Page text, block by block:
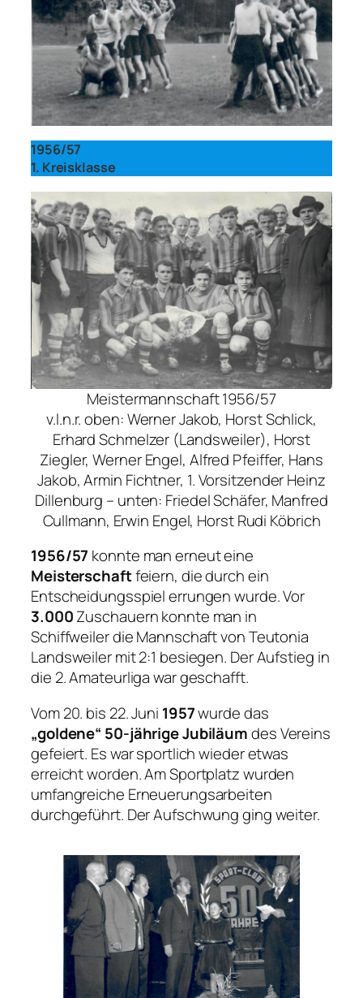
1956/57
1. Kreisklasse
Meistermannschaft 1956/57
v.l.n.r. oben: Werner Jakob, Horst Schlick,
Erhard Schmelzer (Landsweiler), Horst
Ziegler, Werner Engel, Alfred Pfeiffer, Hans
Jakob, Armin Fichtner, 1. Vorsitzender Heinz
Dillenburg – unten: Friedel Schäfer, Manfred
Cullmann, Erwin Engel, Horst Rudi Köbrich
1956/57 konnte man erneut eine
Meisterschaftfeiern, die durch ein
Entscheidungsspiel errungen wurde. Vor
3.000Zuschauern konnte man in
Schiffweiler die Mannschaft von Teutonia
Landsweiler mit 2:1 besiegen. Der Aufstieg in
die 2. Amateurliga war geschafft.
Vom 20. bis 22. Juni 1957wurde das
„goldene“ 50-jährige Jubiläumdes Vereins
gefeiert. Es war sportlich wieder etwas
erreicht worden. Am Sportplatz wurden
umfangreiche Erneuerungsarbeiten
durchgeführt. Der Aufschwung ging weiter.